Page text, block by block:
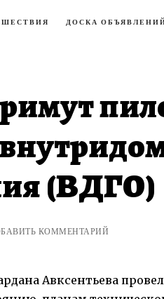
ДОСКА
(ВДГО)
КОММЕНТАРИЙ
Авксентьева